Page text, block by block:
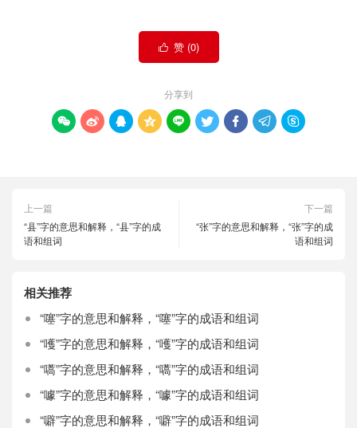
 赞 (0)
分享到
        
上一篇
“县”字的意思和解释，“县”字的成
语和组词
下一篇
“张”字的意思和解释，“张”字的成
语和组词
相关推荐
“噻”字的意思和解释，“噻”字的成语和组词
“嚄”字的意思和解释，“嚄”字的成语和组词
“嚆”字的意思和解释，“嚆”字的成语和组词
“噱”字的意思和解释，“噱”字的成语和组词
“噼”字的意思和解释，“噼”字的成语和组词